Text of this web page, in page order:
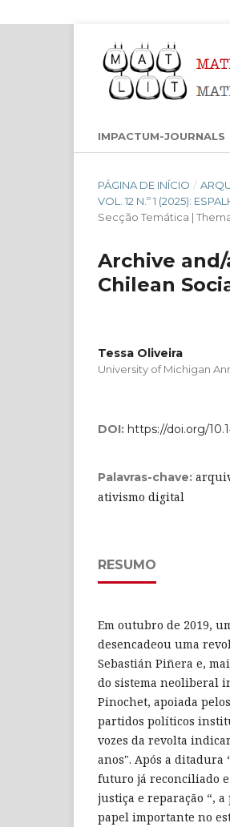
IMPACTUM-JOURNALS
PÁGINA DE INÍCIO /
VOL. 12 N.º 1 (2025):
Secção Temática |
Archive
Chilean
Tessa Oliveira
University of Michigan
DOI: https://doi.org/
Palavras-chave:
ativismo digital
RESUMO
Em outubro de 2019,
desencadeou uma
Sebastián Piñera e,
do sistema neoliberal
Pinochet, apoiada
partidos políticos
vozes da revolta
anos". Após a ditadura
futuro já reconciliado
justiça e reparação “,
papel importante no